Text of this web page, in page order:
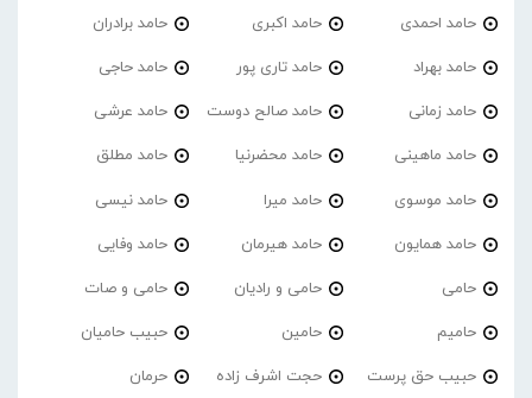
حامد احمدی حامد اکبری حامد برادران
حامد بهراد حامد تاری پور حامد حاجی
حامد زمانی حامد صالح دوست حامد عرشی
حامد ماهینی حامد محضرنیا حامد مطلق
حامد موسوی حامد میرا حامد نیسی
حامد همایون حامد هیرمان حامد وفایی
حامی حامی و رادیان حامی و صات
حامیم حامین حبیب حامیان
حبیب حق پرست حجت اشرف زاده حرمان